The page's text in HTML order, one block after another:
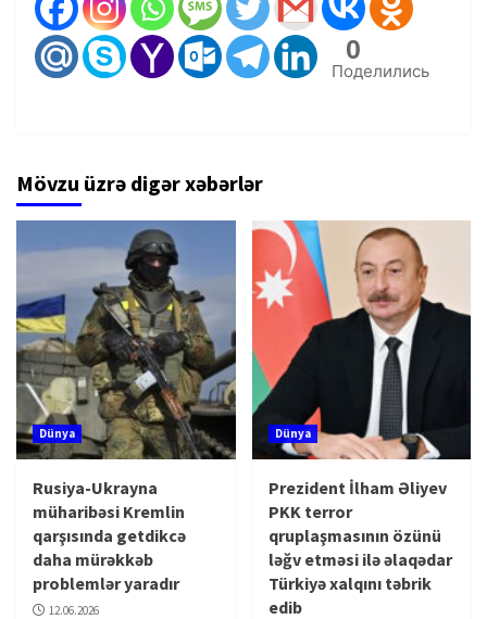
0
Поделились
Mövzu üzrə digər xəbərlər
Dünya
Rusiya-Ukrayna
müharibəsi Kremlin
qarşısında getdikcə
daha mürəkkəb
problemlər yaradır
12.06.2026
Dünya
Prezident İlham Əliyev
PKK terror
qruplaşmasının özünü
ləğv etməsi ilə əlaqədar
Türkiyə xalqını təbrik
edib